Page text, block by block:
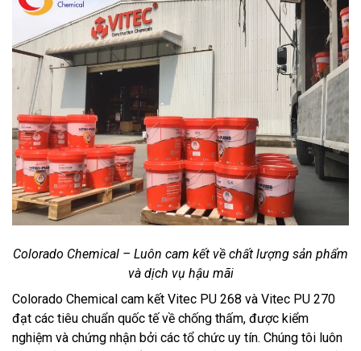
Colorado Chemical – Luôn cam kết về chất lượng sản phẩm
và dịch vụ hậu mãi
Colorado Chemical cam kết Vitec PU 268 và Vitec PU 270
đạt các tiêu chuẩn quốc tế về chống thấm, được kiểm
nghiệm và chứng nhận bởi các tổ chức uy tín. Chúng tôi luôn